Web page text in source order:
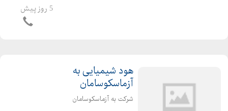
غیر قابل نفوذی که در جلوی دستگاه
تعبیه شده است انجام می دهد . این هود
5 روز پیش
هود شیمیایی به
آزماسکوسامان
شرکت به آزماسکوسامان